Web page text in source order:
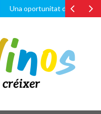
Una oportunitat de canvi